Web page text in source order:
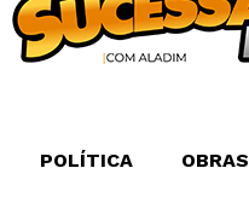
POLÍTICA OBRAS